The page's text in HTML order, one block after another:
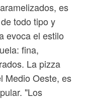
es
todo tipo y
evoca el estilo
fina,
La pizza
Medio Oeste, es
"Los